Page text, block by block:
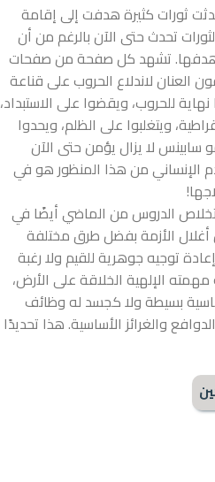
ثورات كثيرة هدفت إلى إقامة
تحدث حتى الآن بالرغم من أن
هدفها. تشهد كل صفحة من صفحات
العنان لاندلاع الحروب على قناعة
للحروب، ويقضوا على الاستبداد،
ويتغلبوا على الظلم، ويحدوا
سابينس لا يزال يؤمن حتى الآن
الإنساني من هذا المنظور هو في
الدروس من الماضي أيضًا في
أغلال الأزمة بفضل طرق مختلفة
توجيه جوهرية للقيم ولا رغبة
الإلهية الخلاقة على الأرض،
بسيطة ولا كجسد له وظائف
والغرائز الأساسية. هذا تحديدًا